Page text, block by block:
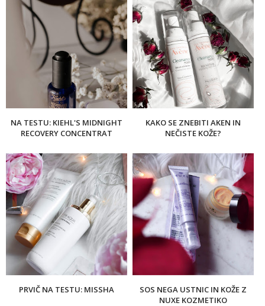
NA TESTU: KIEHL'S MIDNIGHT
RECOVERY CONCENTRAT
KAKO SE ZNEBITI AKEN IN
NEČISTE KOŽE?
PRVIČ NA TESTU: MISSHA
SOS NEGA USTNIC IN KOŽE Z
NUXE KOZMETIKO